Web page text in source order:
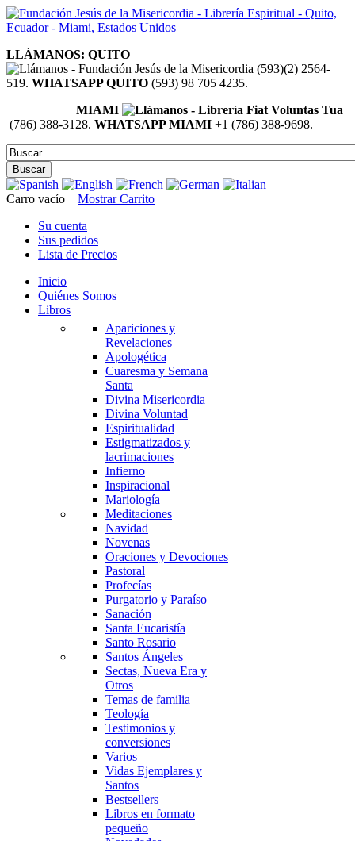
LLÁMANOS: QUITO
(593)(2) 2564-
519. WHATSAPP QUITO (593) 98 705 4235.
MIAMI
(786) 388-3128. WHATSAPP MIAMI +1 (786) 388-9698.
Carro vacío
Mostrar Carrito
Su cuenta
Sus pedidos
Lista de Precios
Inicio
Quiénes Somos
Libros
Apariciones y
Revelaciones
Apologética
Cuaresma y Semana
Santa
Divina Misericordia
Divina Voluntad
Espiritualidad
Estigmatizados y
lacrimaciones
Infierno
Inspiracional
Mariología
Meditaciones
Navidad
Novenas
Oraciones y Devociones
Pastoral
Profecías
Purgatorio y Paraíso
Sanación
Santa Eucaristía
Santo Rosario
Santos Ángeles
Sectas, Nueva Era y
Otros
Temas de familia
Teología
Testimonios y
conversiones
Varios
Vidas Ejemplares y
Santos
Bestsellers
Libros en formato
pequeño